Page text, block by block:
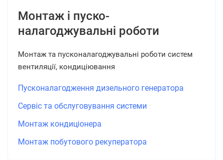
Монтаж і пуско-
налагоджувальні роботи
Монтаж та пусконалагоджувальні роботи систем
вентиляції, кондиціювання
Пусконалагодження дизельного генератора
Сервіс та обслуговування системи
Монтаж кондиціонера
Монтаж побутового рекуператора